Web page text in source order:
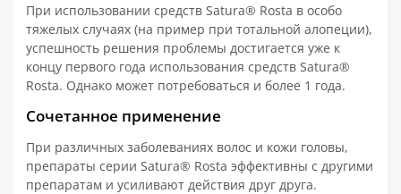
При использовании средств Satura® Rosta в особо
тяжелых случаях (на пример при тотальной алопеции),
успешность решения проблемы достигается уже к
концу первого года использования средств Satura®
Rosta. Однако может потребоваться и более 1 года.
Сочетанное применение
При различных заболеваниях волос и кожи головы,
препараты серии Satura® Rosta эффективны с другими
препаратам и усиливают действия друг друга.